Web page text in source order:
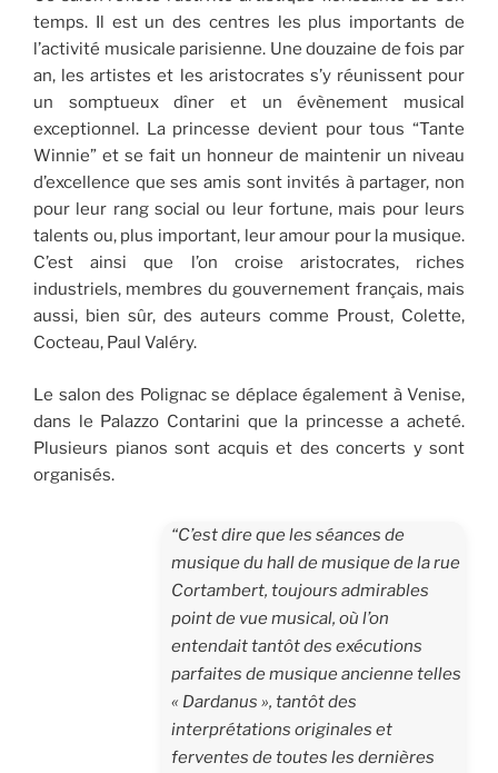
temps. Il est un des centres les plus importants de
l’activité musicale parisienne. Une douzaine de fois par
an, les artistes et les aristocrates s’y réunissent pour
un somptueux dîner et un évènement musical
exceptionnel. La princesse devient pour tous “Tante
Winnie” et se fait un honneur de maintenir un niveau
d’excellence que ses amis sont invités à partager, non
pour leur rang social ou leur fortune, mais pour leurs
talents ou, plus important, leur amour pour la musique.
C’est ainsi que l’on croise aristocrates, riches
industriels, membres du gouvernement français, mais
aussi, bien sûr, des auteurs comme Proust, Colette,
Cocteau, Paul Valéry.
Le salon des Polignac se déplace également à Venise,
dans le Palazzo Contarini que la princesse a acheté.
Plusieurs pianos sont acquis et des concerts y sont
organisés.
“C’est dire que les séances de
musique du hall de musique de la rue
Cortambert, toujours admirables
point de vue musical, où l’on
entendait tantôt des exécutions
parfaites de musique ancienne telles
« Dardanus », tantôt des
interprétations originales et
ferventes de toutes les dernières